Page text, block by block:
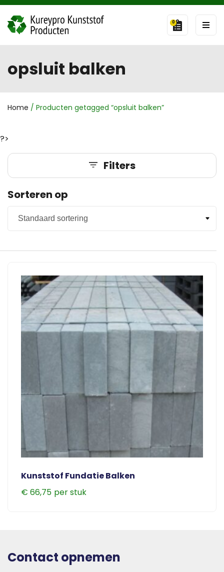
0
opsluit balken
Home / Producten getagged “opsluit balken”
?>
Filters
Sorteren op
Kunststof Fundatie Balken
€ 66,75
Contact opnemen